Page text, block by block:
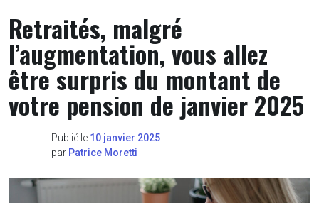
Retraités, malgré
l’augmentation, vous allez
être surpris du montant de
votre pension de janvier 2025
Publié le 10 janvier 2025
par Patrice Moretti